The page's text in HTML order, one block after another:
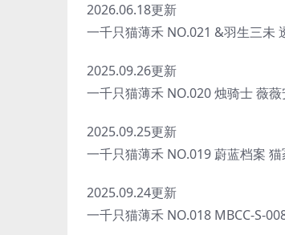
2026.06.18更新
一千只猫薄禾 NO.021 &羽生三未
2025.09.26更新
一千只猫薄禾 NO.020 烛骑士 薇
2025.09.25更新
一千只猫薄禾 NO.019 蔚蓝档案
2025.09.24更新
一千只猫薄禾 NO.018 MBCC-S-